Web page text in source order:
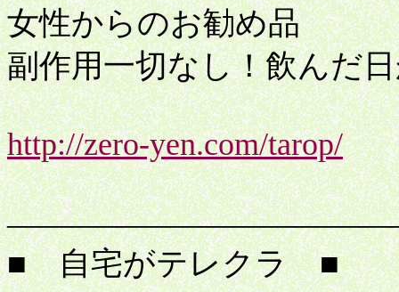
女性からのお勧め品
副作用一切なし！飲んだ
http://zero-yen.com/tarop/
中
■ 自宅がテレクラ ■